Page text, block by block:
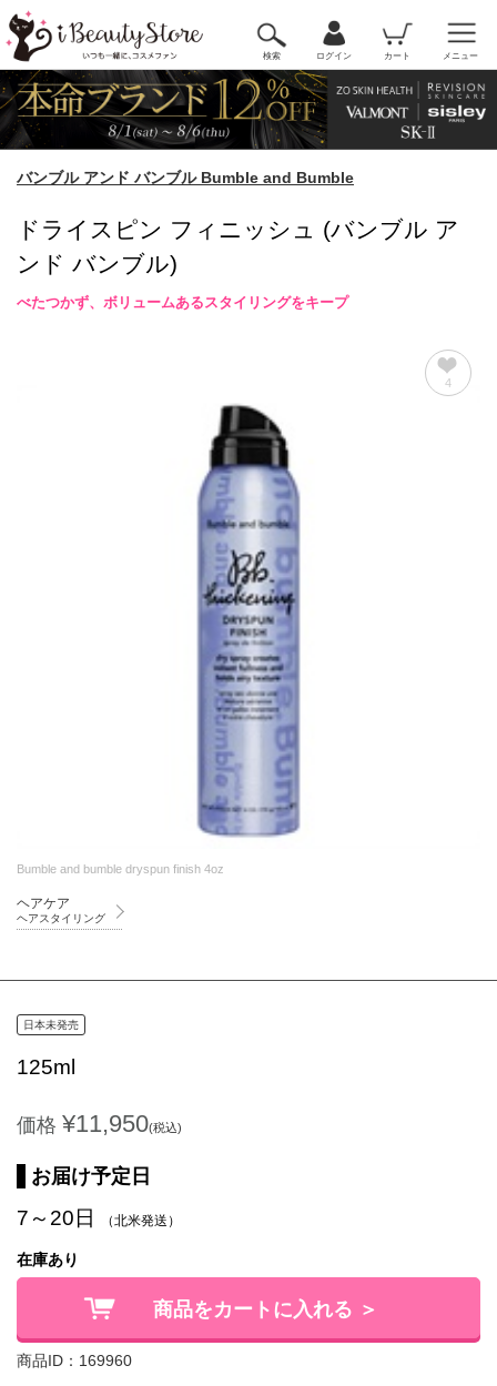
検索 ログイン カート メニュー
バンブル アンド バンブル Bumble and Bumble
ドライスピン フィニッシュ (バンブル ア
ンド バンブル)
べたつかず、ボリュームあるスタイリングをキープ
4
Bumble and bumble dryspun finish 4oz
ヘアケア
ヘアスタイリング
日本未発売
125ml
価格 ¥11,950(税込)
お届け予定日
7～20日 （北米発送）
在庫あり
商品をカートに入れる ＞
商品ID：169960